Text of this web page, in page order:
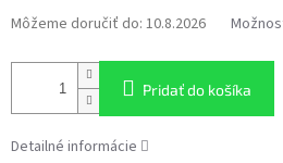
Môžeme doručiť do: 10.8.2026
Pridať do košíka
Detailné informácie